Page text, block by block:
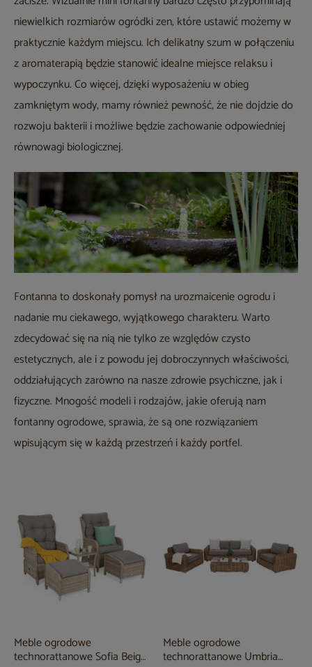
niewielkich rozmiarów ogródki zen, które ustawić możemy w
praktycznie każdym miejscu. Ich delikatny szum w połączeniu
z aromaterapią będzie stanowić idealne miejsce relaksu i
wypoczynku. Co więcej, dzięki wyposażeniu w obieg
zamkniętym wody, mamy również pewność, że nie dojdzie do
rozwoju bakterii i możliwe będzie zachowanie odpowiedniej
równowagi biologicznej.
Fontanna to doskonały pomysł na urozmaicenie ogrodu i
nadanie mu ciekawego, wyjątkowego charakteru. Warto
zdecydować się na nią nie tylko ze względów czysto
estetycznych, ale i z powodu jej dobroczynnych właściwości,
oddziałujących zarówno na nasze zdrowie psychiczne, jak i
fizyczne. Mnogość modeli i rodzajów, jakie oferują nam
fontanny ogrodowe, sprawia, że są one rozwiązaniem
wpisującym się w każdą przestrzeń i każdy portfel.
Meble ogrodowe
technorattanowe Sofia Beige
Meble ogrodowe
technorattanowe Umbria